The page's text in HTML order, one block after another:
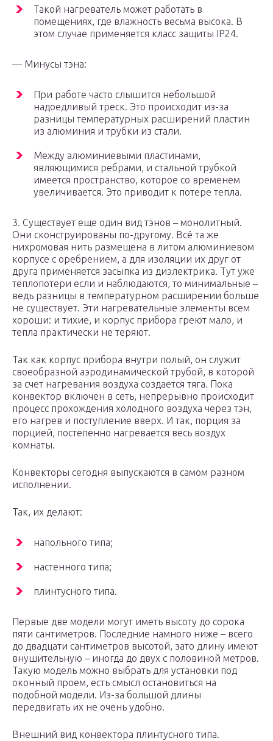
Такой нагреватель может работать в
помещениях, где влажность весьма высока. В
этом случае применяется класс защиты IP24.
— Минусы тэна:
При работе часто слышится небольшой
надоедливый треск. Это происходит из-за
разницы температурных расширений пластин
из алюминия и трубки из стали.
Между алюминиевыми пластинами,
являющимися ребрами, и стальной трубкой
имеется пространство, которое со временем
увеличивается. Это приводит к потере тепла.
3. Существует еще один вид тэнов – монолитный.
Они сконструированы по-другому. Всё та же
нихромовая нить размещена в литом алюминиевом
корпусе с оребрением, а для изоляции их друг от
друга применяется засыпка из диэлектрика. Тут уже
теплопотери если и наблюдаются, то минимальные –
ведь разницы в температурном расширении больше
не существует. Эти нагревательные элементы всем
хороши: и тихие, и корпус прибора греют мало, и
тепла практически не теряют.
Так как корпус прибора внутри полый, он служит
своеобразной аэродинамической трубой, в которой
за счет нагревания воздуха создается тяга. Пока
конвектор включен в сеть, непрерывно происходит
процесс прохождения холодного воздуха через тэн,
его нагрев и поступление вверх. И так, порция за
порцией, постепенно нагревается весь воздух
комнаты.
Конвекторы сегодня выпускаются в самом разном
исполнении.
Так, их делают:
напольного типа;
настенного типа;
плинтусного типа.
Первые две модели могут иметь высоту до сорока
пяти сантиметров. Последние намного ниже – всего
до двадцати сантиметров высотой, зато длину имеют
внушительную – иногда до двух с половиной метров.
Такую модель можно выбрать для установки под
оконный проем, есть смысл остановиться на
подобной модели. Из-за большой длины
передвигать их не очень удобно.
Внешний вид конвектора плинтусного типа.